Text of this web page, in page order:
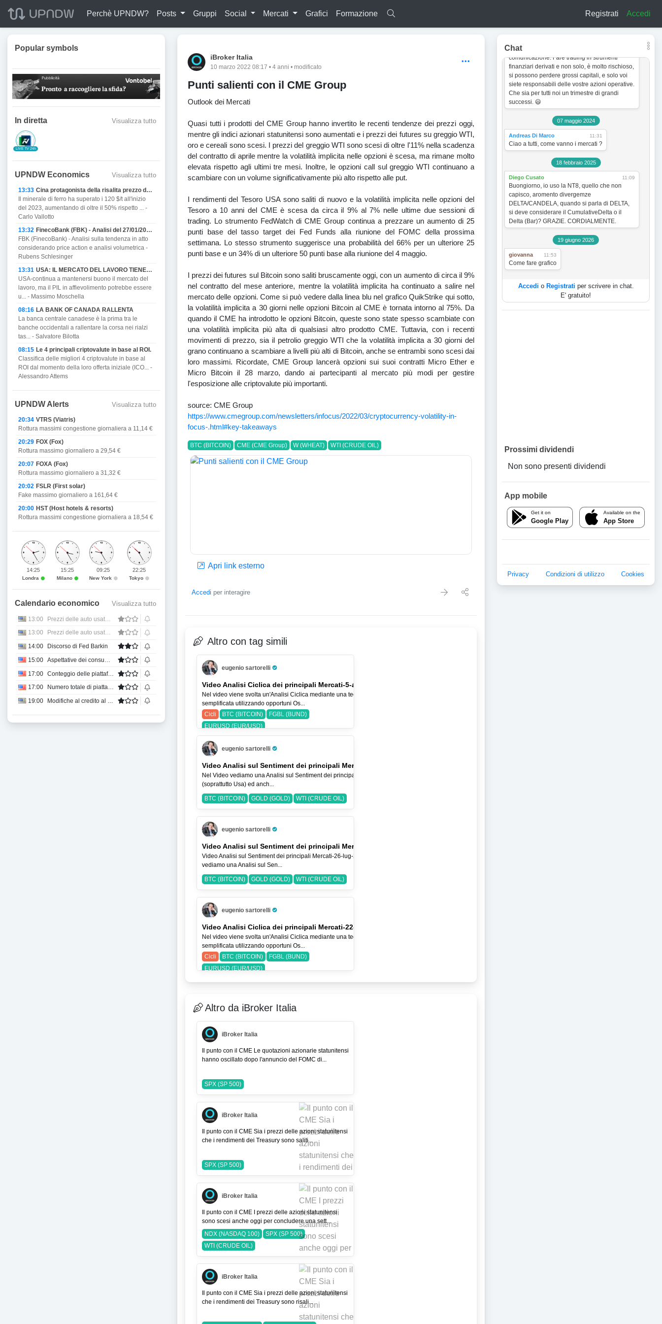
Perchè UPNDW? Posts Gruppi Social Mercati Grafici Formazione Registrati Accedi
iBroker Italia
10 marzo 2022 08:17 • 4 anni • modificato
Punti salienti con il CME Group
Outlook dei Mercati
Quasi tutti i prodotti del CME Group hanno invertito le recenti tendenze dei prezzi oggi,
mentre gli indici azionari statunitensi sono aumentati e i prezzi dei futures su greggio WTI,
oro e cereali sono scesi. I prezzi del greggio WTI sono scesi di oltre l'11% nella scadenza
del contratto di aprile mentre la volatilità implicita nelle opzioni è scesa, ma rimane molto
elevata rispetto agli ultimi tre mesi. Inoltre, le opzioni call sul greggio WTI continuano a
scambiare con un volume significativamente più alto rispetto alle put.
I rendimenti del Tesoro USA sono saliti di nuovo e la volatilità implicita nelle opzioni del
Tesoro a 10 anni del CME è scesa da circa il 9% al 7% nelle ultime due sessioni di
trading. Lo strumento FedWatch di CME Group continua a prezzare un aumento di 25
punti base del tasso target dei Fed Funds alla riunione del FOMC della prossima
settimana. Lo stesso strumento suggerisce una probabilità del 66% per un ulteriore 25
punti base e un 34% di un ulteriore 50 punti base alla riunione del 4 maggio.
I prezzi dei futures sul Bitcoin sono saliti bruscamente oggi, con un aumento di circa il 9%
nel contratto del mese anteriore, mentre la volatilità implicita ha continuato a salire nel
mercato delle opzioni. Come si può vedere dalla linea blu nel grafico QuikStrike qui sotto,
la volatilità implicita a 30 giorni nelle opzioni Bitcoin al CME è tornata intorno al 75%. Da
quando il CME ha introdotto le opzioni Bitcoin, queste sono state spesso scambiate con
una volatilità implicita più alta di qualsiasi altro prodotto CME. Tuttavia, con i recenti
movimenti di prezzo, sia il petrolio greggio WTI che la volatilità implicita a 30 giorni del
grano continuano a scambiare a livelli più alti di Bitcoin, anche se entrambi sono scesi dai
loro massimi. Ricordate, CME Group lancerà opzioni sui suoi contratti Micro Ether e
Micro Bitcoin il 28 marzo, dando ai partecipanti al mercato più modi per gestire
l'esposizione alle criptovalute più importanti.
source: CME Group
https://www.cmegroup.com/newsletters/infocus/2022/03/cryptocurrency-volatility-in-
focus-.html#key-takeaways
BTC (BITCOIN) CME (CME Group) W (WHEAT) WTI (CRUDE OIL)
Apri link esterno
Accedi per interagire
Altro con tag simili
eugenio sartorelli
Pro Trader
Video Analisi Ciclica dei principali Mercati-5-ago-26
Nel video viene svolta un'Analisi Ciclica mediante una tecnica
semplificata utilizzando opportuni Os...
Cicli
BTC (BITCOIN)
FGBL (BUND)
EURUSD (EUR/USD)
eugenio sartorelli
Pro Trader
Video Analisi sul Sentiment dei principali Mercati-2-ago-2026
Nel Video vediamo una Analisi sul Sentiment dei principali Indici Azionari
(soprattutto Usa) ed anch...
BTC (BITCOIN) GOLD (GOLD) WTI (CRUDE OIL)
eugenio sartorelli
Pro Trader
Video Analisi sul Sentiment dei principali Mercati-26-lug-2026
Video Analisi sul Sentiment dei principali Mercati-26-lug-2026 Nel Video
vediamo una Analisi sul Sen...
BTC (BITCOIN) GOLD (GOLD) WTI (CRUDE OIL)
eugenio sartorelli
Pro Trader
Video Analisi Ciclica dei principali Mercati-22-lug-26
Nel video viene svolta un'Analisi Ciclica mediante una tecnica
semplificata utilizzando opportuni Os...
Cicli
BTC (BITCOIN)
FGBL (BUND)
EURUSD (EUR/USD)
Altro da iBroker Italia
iBroker Italia
Il punto con il CME Le quotazioni azionarie statunitensi
hanno oscillato dopo l'annuncio del FOMC di...
SPX (SP 500)
iBroker Italia
Il punto con il CME Sia i prezzi delle azioni statunitensi
che i rendimenti dei Treasury sono saliti...
SPX (SP 500)
iBroker Italia
Il punto con il CME I prezzi delle azioni statunitensi
sono scesi anche oggi per concludere una sett...
NDX (NASDAQ 100)
SPX (SP 500)
WTI (CRUDE OIL)
iBroker Italia
Il punto con il CME Sia i prezzi delle azioni statunitensi
che i rendimenti dei Treasury sono risali...
Popular symbols
In diretta Visualizza tutto
LIVE TV 24h
UPNDW Economics Visualizza tutto
13:33
Cina protagonista della risalita prezzo del Ferro
Il minerale di ferro ha superato i 120 $/t all'inizio
del 2023, aumentando di oltre il 50% rispetto ... -
Carlo Vallotto
13:32
FinecoBank (FBK) - Analisi del 27/01/2023
FBK (FinecoBank) - Analisi sulla tendenza in atto
considerando price action e analisi volumetrica -
Rubens Schlesinger
13:31
USA: IL MERCATO DEL LAVORO TIENE MA PROMETTE DI AFFIEVOLIRSI CON IL PIL E MINACCIA RECESSIONE.
USA-continua a mantenersi buono il mercato del
lavoro, ma il PIL in affievolimento potrebbe essere
u... - Massimo Moschella
08:16 LA BANK OF CANADA RALLENTA
La banca centrale canadese è la prima tra le
banche occidentali a rallentare la corsa nei rialzi
tas... - Salvatore Bilotta
08:15 Le 4 principali criptovalute in base al ROI.
Classifica delle migliori 4 criptovalute in base al
ROI dal momento della loro offerta iniziale (ICO... -
Alessandro Attems
UPNDW Alerts Visualizza tutto
20:34 VTRS (Viatris)
Rottura massimi congestione giornaliera a 11,14 €
20:29 FOX (Fox)
Rottura massimo giornaliero a 29,54 €
20:07 FOXA (Fox)
Rottura massimo giornaliero a 31,32 €
20:02 FSLR (First solar)
Fake massimo giornaliero a 161,64 €
20:00 HST (Host hotels & resorts)
Rottura massimi congestione giornaliera a 18,54 €
14:25
Londra
15:25
Milano
09:25
New York
22:25
Tokyo
Calendario economico Visualizza tutto
13:00
13:00
Prezzi delle auto usate anno su anno
14:00
Discorso di Fed Barkin
15:00
Aspettative dei consumatori sull'inflazione
17:00
Conteggio delle piattaforme petrolifere di Baker Hughes
17:00
Numero totale di piattaforme di perforazione di Baker Hughes
19:00
Modifiche al credito al consumo
Chat
In quanto tale non vogliono incentivare in
cambiamento senza obbligo di preventiva
comunicazione. Fare trading in strumenti
finanziari derivati e non solo, è molto rischioso,
si possono perdere grossi capitali, e solo voi
siete responsabili delle vostre azioni operative.
Che sia per tutti noi un trimestre di grandi
successi. 😃
07 maggio 2024
Andreas Di Marco 11:31
Ciao a tutti, come vanno i mercati ?
18 febbraio 2025
Diego Cusato 11:09
Buongiorno, io uso la NT8, quello che non
capisco, aromento divergemze
DELTA/CANDELA, quando si parla di DELTA,
si deve considerare il CumulativeDelta o il
Delta (Bar)? GRAZIE. CORDIALMENTE.
19 giugno 2026
giovanna 11:53
Come fare grafico
Accedi o Registrati per scrivere in chat.
E' gratuito!
Prossimi dividendi
Non sono presenti dividendi
App mobile
Get it on
Google Play
Available on the
App Store
Privacy Condizioni di utilizzo Cookies